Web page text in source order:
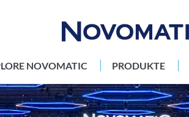
NOVOMATIC PRODUKTE